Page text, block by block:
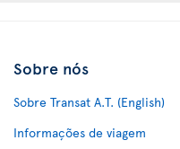
Sobre nós
Sobre Transat A.T. (English)
Informações de viagem